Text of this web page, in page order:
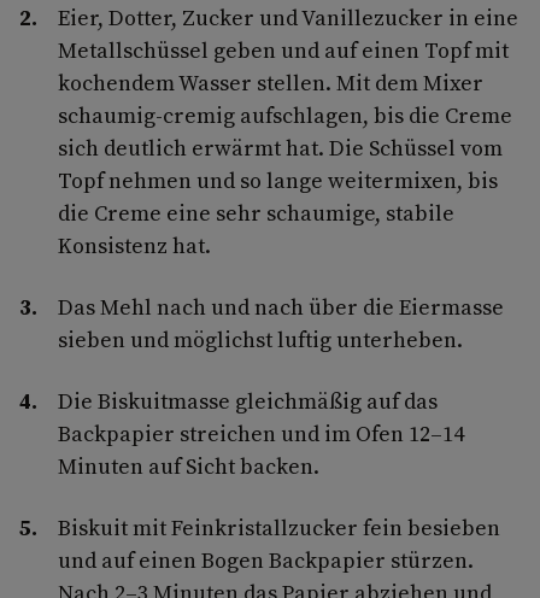
Eier, Dotter, Zucker und Vanillezucker in eine
Metallschüssel geben und auf einen Topf mit
kochendem Wasser stellen. Mit dem Mixer
schaumig-cremig aufschlagen, bis die Creme
sich deutlich erwärmt hat. Die Schüssel vom
Topf nehmen und so lange weitermixen, bis
die Creme eine sehr schaumige, stabile
Konsistenz hat.
Das Mehl nach und nach über die Eiermasse
sieben und möglichst luftig unterheben.
Die Biskuitmasse gleichmäßig auf das
Backpapier streichen und im Ofen 12–14
Minuten auf Sicht backen.
Biskuit mit Feinkristallzucker fein besieben
und auf einen Bogen Backpapier stürzen.